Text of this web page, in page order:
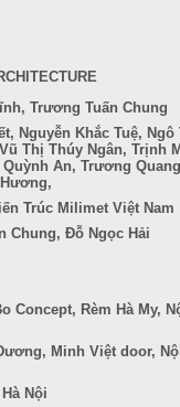
Trương Tuấn Chung
Nguyễn Khắc Tuệ, Ngô
Thị Thúy Ngân, Trịnh
An, Trương
Trúc Milimet Việt Nam
Chung, Đỗ Ngọc Hải
Concept, Rèm Hà My,
Minh Việt door,
Nội